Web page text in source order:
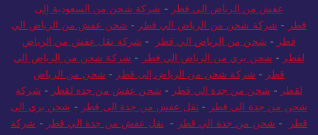
عفش من الرياض الي قطر - شركة شحن من السعودية إلى
قطر - شركة شحن من الرياض الي قطر - شحن عفش من الرياض الي
قطر - شحن من الرياض الي قطر - شركة نقل عفش من الرياض
لقطر - شحن بري من الرياض الي قطر - شركة شحن من الرياض الي
قطر - شركة شحن من الرياض إلى قطر - شحن من الرياض
لقطر - شحن من جدة الي قطر - شحن عفش من جدة لقطر - شركة
شحن من جدة الي قطر - نقل عفش من جدة الي قطر - شحن بري الى
قطر
- شحن من جدة الي قطر - نقل عفش من جدة الي قطر - شركة